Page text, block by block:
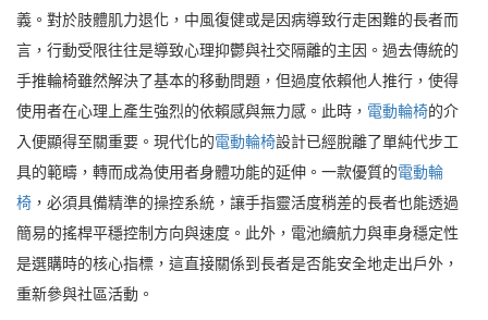
義。對於肢體肌力退化，中風復健或是因病導致行走困難的長者而
言，行動受限往往是導致心理抑鬱與社交隔離的主因。過去傳統的
手推輪椅雖然解決了基本的移動問題，但過度依賴他人推行，使得
使用者在心理上產生強烈的依賴感與無力感。此時， 電動輪椅的介
入便顯得至關重要。現代化的電動輪椅設計已經脫離了單純代步工
具的範疇，轉而成為使用者身體功能的延伸。一款優質的電動輪
椅 ，必須具備精準的操控系統，讓手指靈活度稍差的長者也能透過
簡易的搖桿平穩控制方向與速度。此外，電池續航力與車身穩定性
是選購時的核心指標，這直接關係到長者是否能安全地走出戶外，
重新參與社區活動。